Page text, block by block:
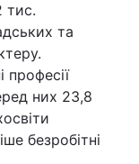
тис.
та
професії
них 23,8
безробітні